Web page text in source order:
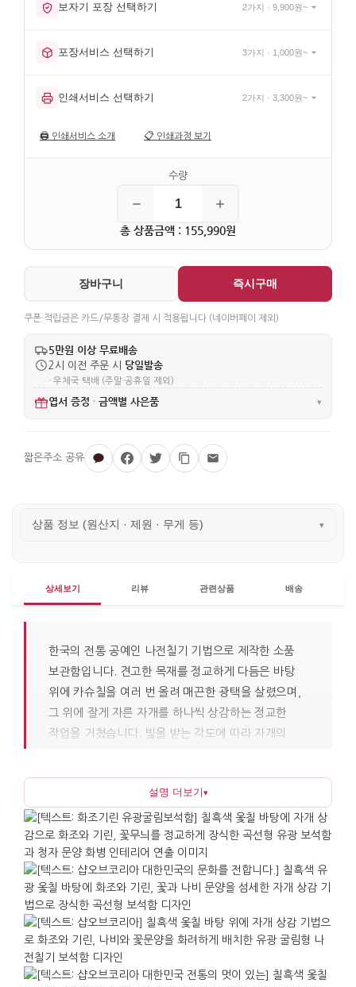
보자기 포장 선택하기 2가지 · 9,900원~
포장서비스 선택하기 3가지 · 1,000원~
인쇄서비스 선택하기 2가지 · 3,300원~
🖨️ 인쇄서비스 소개 📋 인쇄과정 보기
총 상품금액 : 155,990원
장바구니 즉시구매
쿠폰·적립금은 카드/무통장 결제 시 적용됩니다 (네이버페이 제외)
5만원 이상 무료배송
2시 이전 주문 시 당일발송
· 우체국 택배 (주말·공휴일 제외)
엽서 증정 · 금액별 사은품 ▾
상품 정보 (원산지 · 제원 · 무게 등) ▾
상세보기 리뷰 관련상품 배송
한국의 전통 공예인 나전칠기 기법으로 제작한 소품
보관함입니다. 견고한 목재를 정교하게 다듬은 바탕
위에 카슈칠을 여러 번 올려 매끈한 광택을 살렸으며,
그 위에 잘게 자른 자개를 하나씩 상감하는 정교한
작업을 거쳤습니다. 빛을 받는 각도에 따라 자개의
사진으로 보는 인상과 실제로 마주하는 인상이
뚜렷하게 다릅니다. 고려 시대부터 이어져 온
나전칠기는 칠을 쌓고 자개를 상감한 후 다시 칠과
광내기를 반복하는 과정이 특징이라, 표면에 깊이 있는
질감이 살아납니다.
문양은 화조와 기린을 담았습니다. 꽃과 새를 그린
화조는 계절의 아름다움과 집안의 화목을 뜻하는 길상
문양이며, 기린은 동아시아에서 덕과 태평성대를
상징하는 존재로 번영과 평안을 기원하는 의미를 담고
있습니다. 장식이 화려하면서도 뜻이 분명하여 축하와
설명 더보기▾